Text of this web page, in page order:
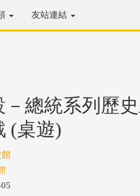
友站連結
總統系列歷
(桌遊)
館